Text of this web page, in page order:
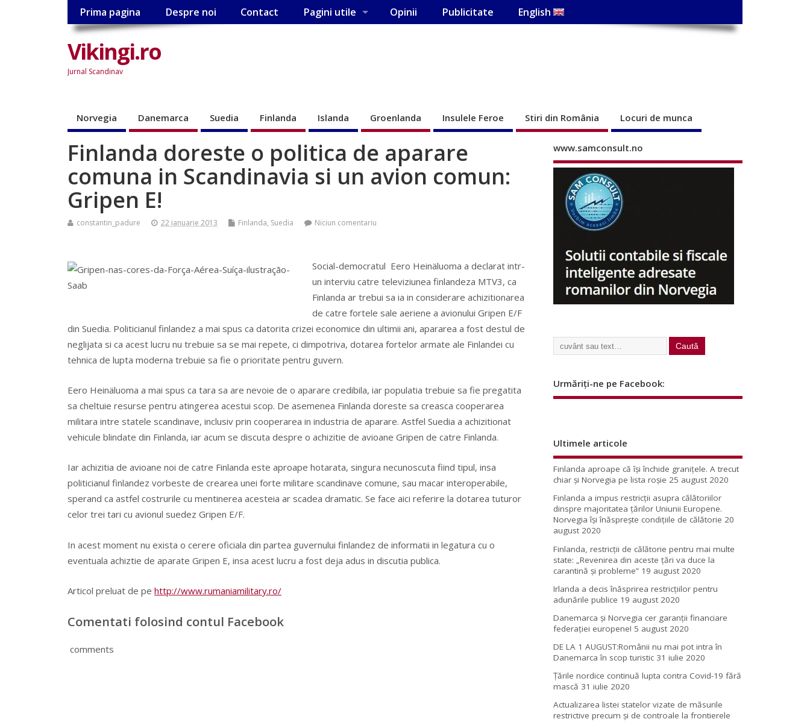
Prima pagina Despre noi Contact Pagini utile Opinii Publicitate English
Vikingi.ro
Jurnal Scandinav
Norvegia Danemarca Suedia Finlanda Islanda Groenlanda Insulele Feroe Stiri din România Locuri de munca
Finlanda doreste o politica de aparare
comuna in Scandinavia si un avion comun:
Gripen E!
constantin_padure 22 ianuarie 2013 Finlanda, Suedia Niciun comentariu
Social-democratul Eero Heinäluoma a declarat intr-
un interviu catre televiziunea finlandeza MTV3, ca
Finlanda ar trebui sa ia in considerare achizitionarea
de catre fortele sale aeriene a avionului Gripen E/F
din Suedia. Politicianul finlandez a mai spus ca datorita crizei economice din ultimii ani, apararea a fost destul de
neglijata si ca acest lucru nu trebuie sa se mai repete, ci dimpotriva, dotarea fortelor armate ale Finlandei cu
tehnica de lupta moderna trebuie sa fie o prioritate pentru guvern.
Eero Heinäluoma a mai spus ca tara sa are nevoie de o aparare credibila, iar populatia trebuie sa fie pregatita
sa cheltuie resurse pentru atingerea acestui scop. De asemenea Finlanda doreste sa creasca cooperarea
militara intre statele scandinave, inclusiv prin cooperarea in industria de aparare. Astfel Suedia a achizitionat
vehicule blindate din Finlanda, iar acum se discuta despre o achizitie de avioane Gripen de catre Finlanda.
Iar achizitia de avioane noi de catre Finlanda este aproape hotarata, singura necunoscuta fiind tipul, insa
politicianul finlandez vorbeste de crearea unei forte militare scandinave comune, sau macar interoperabile,
sperand ca astfel costrurile cu mentinerea acesteia ar scadea dramatic. Se face aici referire la dotarea tuturor
celor trei tari cu avionul suedez Gripen E/F.
In acest moment nu exista o cerere oficiala din partea guvernului finlandez de informatii in legatura cu o
eventuala achiztie de aparate Gripen E, insa acest lucru a fost deja adus in discutia publica.
Articol preluat de pe http://www.rumaniamilitary.ro/
Comentati folosind contul Facebook
comments
www.samconsult.no
Urmăriți-ne pe Facebook:
Ultimele articole
Finlanda aproape că își închide granițele. A trecut
chiar și Norvegia pe lista roșie 25 august 2020
Finlanda a impus restricţii asupra călătoriilor
dinspre majoritatea ţărilor Uniunii Europene.
Norvegia își înăsprește condițiile de călătorie 20
august 2020
Finlanda, restricţii de călătorie pentru mai multe
state: „Revenirea din aceste ţări va duce la
carantină şi probleme” 19 august 2020
Irlanda a decis înăsprirea restricțiilor pentru
adunările publice 19 august 2020
Danemarca și Norvegia cer garanții financiare
federației europene! 5 august 2020
DE LA 1 AUGUST:Românii nu mai pot intra în
Danemarca în scop turistic 31 iulie 2020
Țările nordice continuă lupta contra Covid-19 fără
mască 31 iulie 2020
Actualizarea listei statelor vizate de măsurile
restrictive precum și de controale la frontierele